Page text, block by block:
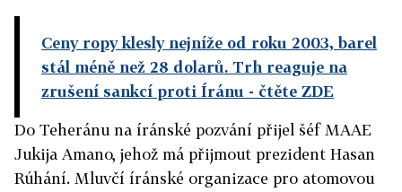
Ceny ropy klesly nejníže od roku 2003, barel
stál méně než 28 dolarů. Trh reaguje na
zrušení sankcí proti Íránu - čtěte ZDE
Do Teheránu na íránské pozvání přijel šéf MAAE
Jukija Amano, jehož má přijmout prezident Hasan
Rúhání. Mluvčí íránské organizace pro atomovou